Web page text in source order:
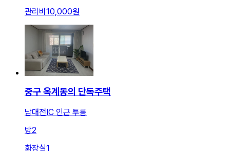
관리비 10,000원
중구 옥계동의 단독주택
남대전IC 인근 투룸
방2
화장실1